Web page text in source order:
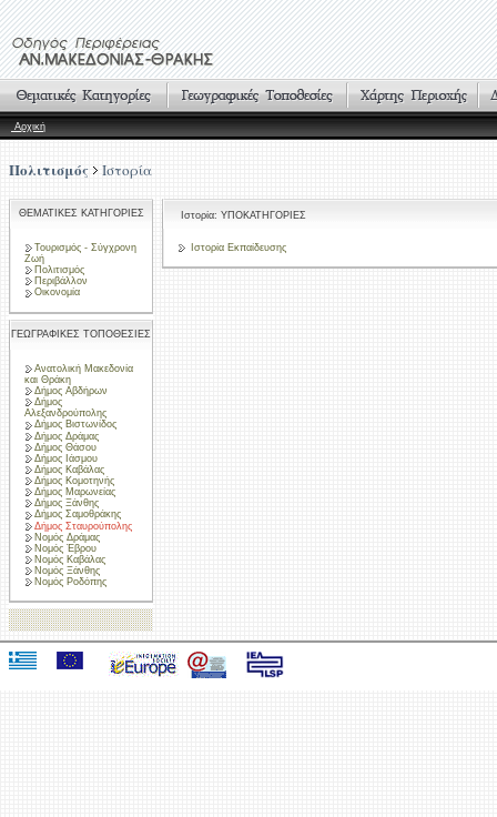
Αρχική
Πολιτισμός Ιστορία
ΘΕΜΑΤΙΚΕΣ ΚΑΤΗΓΟΡΙΕΣ
Τουρισμός - Σύγχρονη
Ζωή
Πολιτισμός
Περιβάλλον
Οικονομία
ΓΕΩΓΡΑΦΙΚΕΣ ΤΟΠΟΘΕΣΙΕΣ
Ανατολική Μακεδονία
και Θράκη
Δήμος Αβδήρων
Δήμος
Αλεξανδρούπολης
Δήμος Βιστωνίδος
Δήμος Δράμας
Δήμος Θάσου
Δήμος Ιάσμου
Δήμος Καβάλας
Δήμος Κομοτηνής
Δήμος Μαρωνείας
Δήμος Ξάνθης
Δήμος Σαμοθράκης
Δήμος Σταυρούπολης
Νομός Δράμας
Νομός Έβρου
Νομός Καβάλας
Νομός Ξάνθης
Νομός Ροδόπης
Ιστορία: ΥΠΟΚΑΤΗΓΟΡΙΕΣ
Ιστορία Εκπαίδευσης